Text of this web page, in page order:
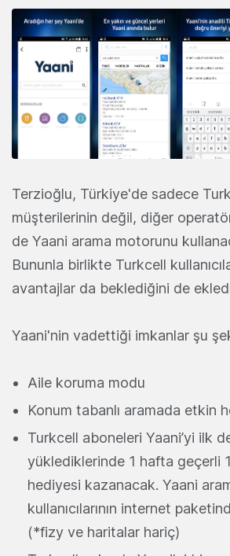
Terzioğlu, Türkiye'de sadece
müşterilerinin değil, diğer
de Yaani arama motorunu
Bununla birlikte Turkcell
avantajlar da beklediğini de
Yaani'nin vadettiği imkanlar şu
Aile koruma modu
Konum tabanlı aramada etkin
Turkcell aboneleri Yaani’yi ilk
yüklediklerinde 1 hafta geçerli
hediyesi kazanacak. Yaani
kullanıcılarının internet
(*fizy ve haritalar hariç)